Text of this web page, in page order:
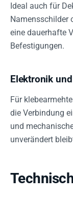
Ideal auch für
Namensschilder
eine dauerhafte
Befestigungen.
Elektronik
Für
die Verbindung
und
unverändert